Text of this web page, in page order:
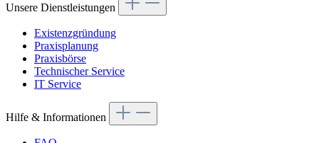
Unsere Dienstleistungen
Existenzgründung
Praxisplanung
Praxisbörse
Technischer Service
IT Service
Hilfe & Informationen